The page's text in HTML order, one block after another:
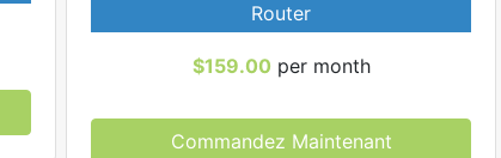
Router
$159.00 per month
Commandez Maintenant